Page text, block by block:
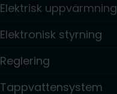
Elektrisk uppvärmning
Elektronisk styrning
Reglering
Tappvattensystem